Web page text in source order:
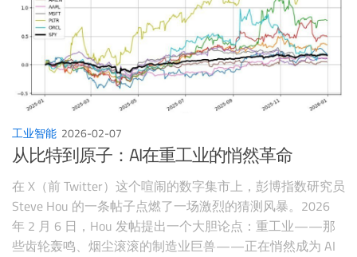
工业智能 2026-02-07
从比特到原子：AI在重工业的悄然革命
在 X（前 Twitter）这个喧闹的数字集市上，彭博指数研究员
Steve Hou 的一条帖子点燃了一场激烈的猜测风暴。2026
年 2 月 6 日，Hou 发帖提出一个大胆论点：重工业——那
些齿轮轰鸣、烟尘滚滚的制造业巨兽——正在悄然成为 AI